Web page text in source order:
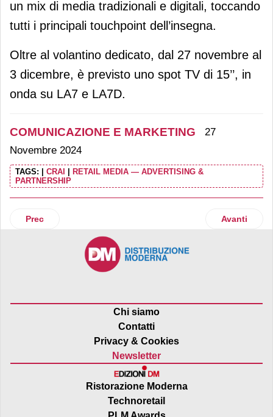
un mix di media tradizionali e digitali, toccando
tutti i principali touchpoint dell’insegna.
Oltre al volantino dedicato, dal 27 novembre al
3 dicembre, è previsto uno spot TV di 15’’, in
onda su LA7 e LA7D.
COMUNICAZIONE E MARKETING
27
Novembre 2024
TAGS: | CRAI | RETAIL MEDIA — ADVERTISING &
PARTNERSHIP
Articolo precedente: Torna la campagna di Natale del
Prec Articolo
Avanti
Chi siamo
Contatti
Privacy & Cookies
Newsletter
Ristorazione Moderna
Technoretail